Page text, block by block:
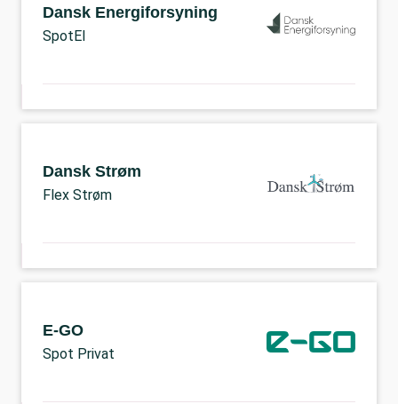
Dansk Energiforsyning
SpotEl
Dansk Strøm
Flex Strøm
E-GO
Spot Privat